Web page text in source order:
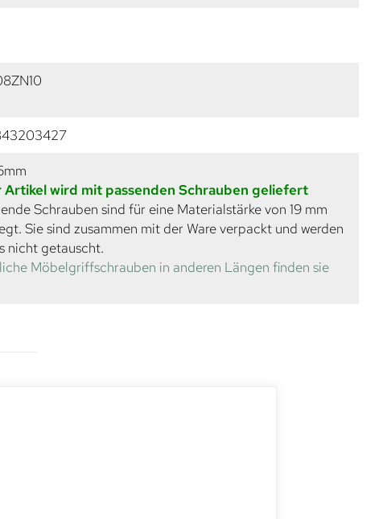
Artikel wird mit passenden Schrauben geliefert
Schrauben sind für eine Materialstärke von 19 mm
Sie sind zusammen mit der Ware verpackt und werden
nicht getauscht.
Möbelgriffschrauben in anderen Längen finden sie